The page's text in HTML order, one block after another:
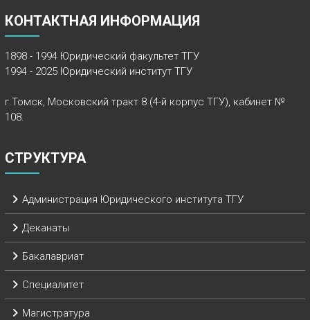
КОНТАКТНАЯ ИНФОРМАЦИЯ
1898 - 1994 Юридический факультет ТГУ
1994 - 2025 Юридический институт ТГУ
г.Томск, Московский тракт 8 (4-й корпус ТГУ), кабинет №
108.
СТРУКТУРА
Администрация Юридического института ТГУ
Деканаты
Бакалавриат
Специалитет
Магистратура